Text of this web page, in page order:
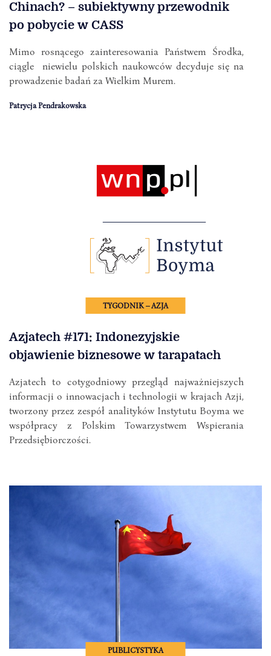
Chinach? – subiektywny przewodnik
po pobycie w CASS
Mimo rosnącego zainteresowania Państwem Środka,
ciągle niewielu polskich naukowców decyduje się na
prowadzenie badań za Wielkim Murem.
Patrycja Pendrakowska
TYGODNIK – AZJA
Azjatech #171: Indonezyjskie
objawienie biznesowe w tarapatach
Azjatech to cotygodniowy przegląd najważniejszych
informacji o innowacjach i technologii w krajach Azji,
tworzony przez zespół analityków Instytutu Boyma we
współpracy z Polskim Towarzystwem Wspierania
Przedsiębiorczości.
PUBLICYSTYKA